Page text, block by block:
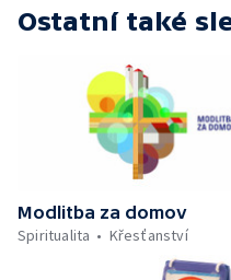
Ostatní také
Modlitba za domov
Spiritualita
Křesťanství